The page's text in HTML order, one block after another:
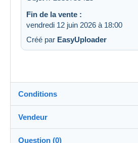
Fin de la vente :
vendredi 12 juin 2026 à 18:00
Créé par EasyUploader
Conditions
Destination :
Voir la liste des pays
Vendeur
Question (0)